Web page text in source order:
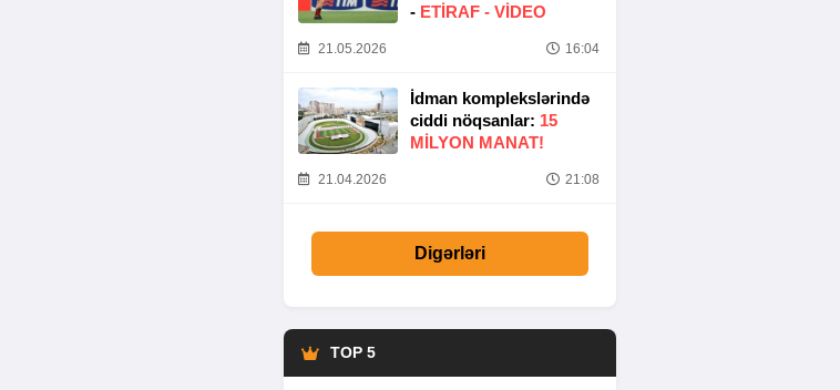
- ETIRAF - VİDEO
21.05.2026 16:04
İdman komplekslərində
ciddi nöqsanlar: 15
MILYON MANAT!
21.04.2026 21:08
Digərləri
TOP 5